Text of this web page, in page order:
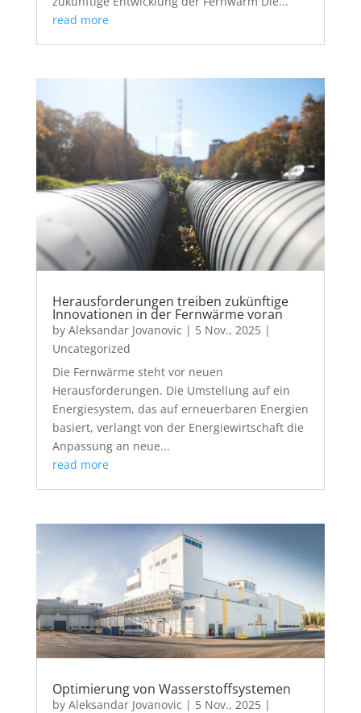
read more
Herausforderungen treiben zukünftige
Innovationen in der Fernwärme voran
by Aleksandar Jovanovic | 5 Nov., 2025|
Uncategorized
Die Fernwärme steht vor neuen
Herausforderungen. Die Umstellung auf ein
Energiesystem, das auf erneuerbaren Energien
basiert, verlangt von der Energiewirtschaft die
Anpassung an neue...
read more
Optimierung von Wasserstoffsystemen
by Aleksandar Jovanovic | 5 Nov., 2025|